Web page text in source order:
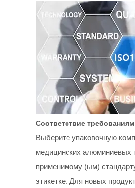
Соответствие
Выберите упаковочную
медицинских алюминиевых
применимому (ым)
этикетке. Для новых